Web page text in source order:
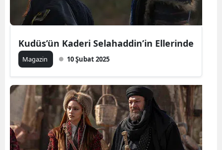
Kudüs’ün Kaderi Selahaddin’in Ellerinde
Magazin 10 Şubat 2025